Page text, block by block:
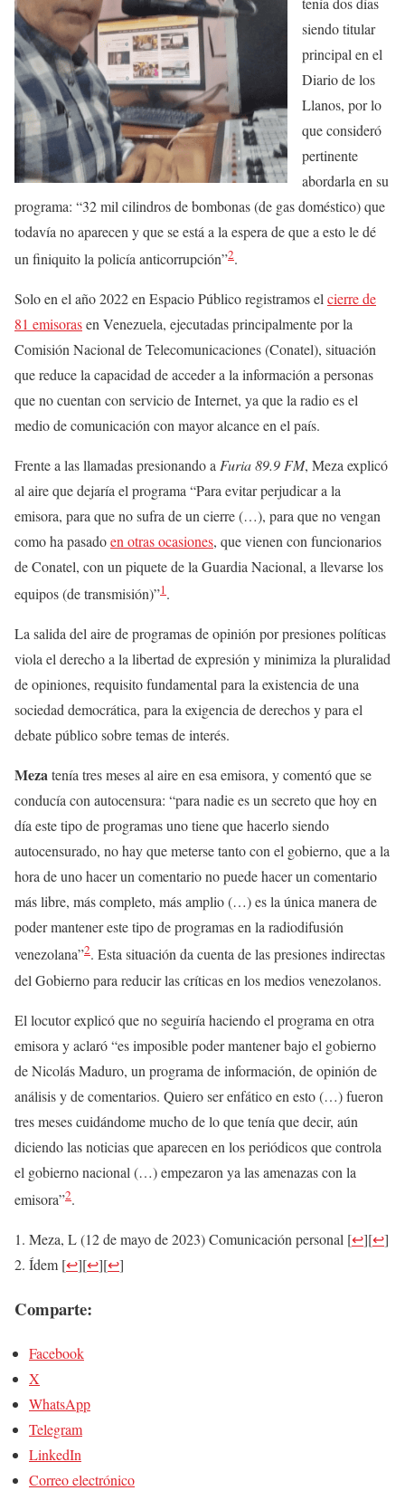
siendo titular
principal en el
Diario de los
Llanos, por lo
que consideró
pertinente
abordarla en su
programa: “32 mil cilindros de bombonas (de gas doméstico) que
todavía no aparecen y que se está a la espera de que a esto le dé
un finiquito la policía anticorrupción”2.
Solo en el año 2022 en Espacio Público registramos el cierre de
81 emisorasen Venezuela, ejecutadas principalmente por la
Comisión Nacional de Telecomunicaciones (Conatel), situación
que reduce la capacidad de acceder a la información a personas
que no cuentan con servicio de Internet, ya que la radio es el
medio de comunicación con mayor alcance en el país.
Frente a las llamadas presionando a Furia 89.9 FM, Meza explicó
al aire que dejaría el programa “Para evitar perjudicar a la
emisora, para que no sufra de un cierre (…), para que no vengan
como ha pasadoen otras ocasiones, que vienen con funcionarios
de Conatel, con un piquete de la Guardia Nacional, a llevarse los
equipos (de transmisión)”1.
La salida del aire de programas de opinión por presiones políticas
viola el derecho a la libertad de expresión y minimiza la pluralidad
de opiniones, requisito fundamental para la existencia de una
sociedad democrática, para la exigencia de derechos y para el
debate público sobre temas de interés.
Mezatenía tres meses al aire en esa emisora, y comentó que se
conducía con autocensura: “para nadie es un secreto que hoy en
día este tipo de programas uno tiene que hacerlo siendo
autocensurado, no hay que meterse tanto con el gobierno, que a la
hora de uno hacer un comentario no puede hacer un comentario
más libre, más completo, más amplio (…) es la única manera de
poder mantener este tipo de programas en la radiodifusión
venezolana”2. Esta situación da cuenta de las presiones indirectas
del Gobierno para reducir las críticas en los medios venezolanos.
El locutor explicó que no seguiría haciendo el programa en otra
emisora y aclaró “es imposible poder mantener bajo el gobierno
de Nicolás Maduro, un programa de información, de opinión de
análisis y de comentarios. Quiero ser enfático en esto (…) fueron
tres meses cuidándome mucho de lo que tenía que decir, aún
diciendo las noticias que aparecen en los periódicos que controla
el gobierno nacional (…) empezaron ya las amenazas con la
emisora”2.
Meza, L (12 de mayo de 2023) Comunicación personal [↩][↩]
Ídem [↩][↩][↩]
Comparte:
Facebook
X
WhatsApp
Telegram
LinkedIn
Correo electrónico